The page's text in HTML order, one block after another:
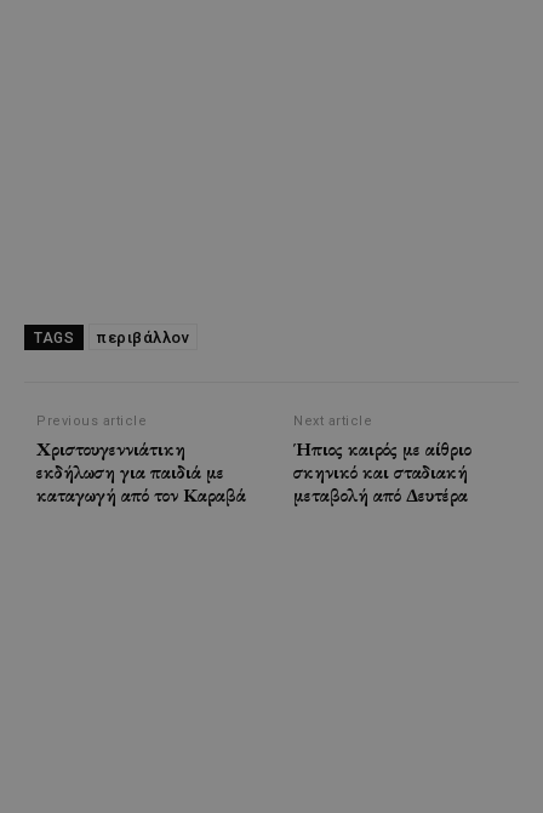
TAGS περιβάλλον
Previous article
Χριστουγεννιάτικη
εκδήλωση για παιδιά με
καταγωγή από τον Καραβά
Next article
Ήπιος καιρός με αίθριο
σκηνικό και σταδιακή
μεταβολή από Δευτέρα